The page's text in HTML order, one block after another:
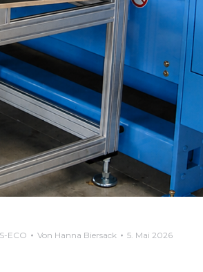
ECO Von Hanna Biersack 5. Mai 2026